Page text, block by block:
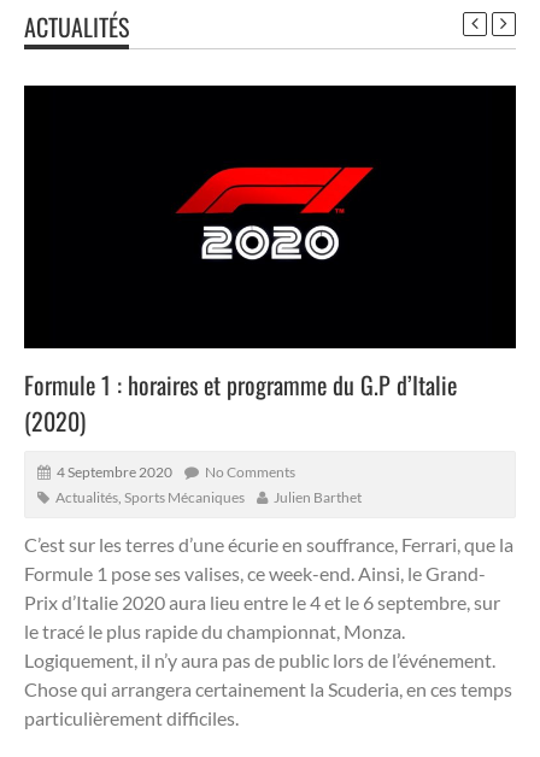
ACTUALITÉS
Formule 1 : horaires et programme du G.P d’Italie
(2020)
4 Septembre 2020
No Comments
Actualités Sports Mécaniques Julien Barthet
C’est sur les terres d’une écurie en souffrance, Ferrari, que la
Formule 1 pose ses valises, ce week-end. Ainsi, le Grand-
Prix d’Italie 2020 aura lieu entre le 4 et le 6 septembre, sur
le tracé le plus rapide du championnat, Monza.
Logiquement, il n’y aura pas de public lors de l’événement.
Chose qui arrangera certainement la Scuderia, en ces temps
particulièrement difficiles.